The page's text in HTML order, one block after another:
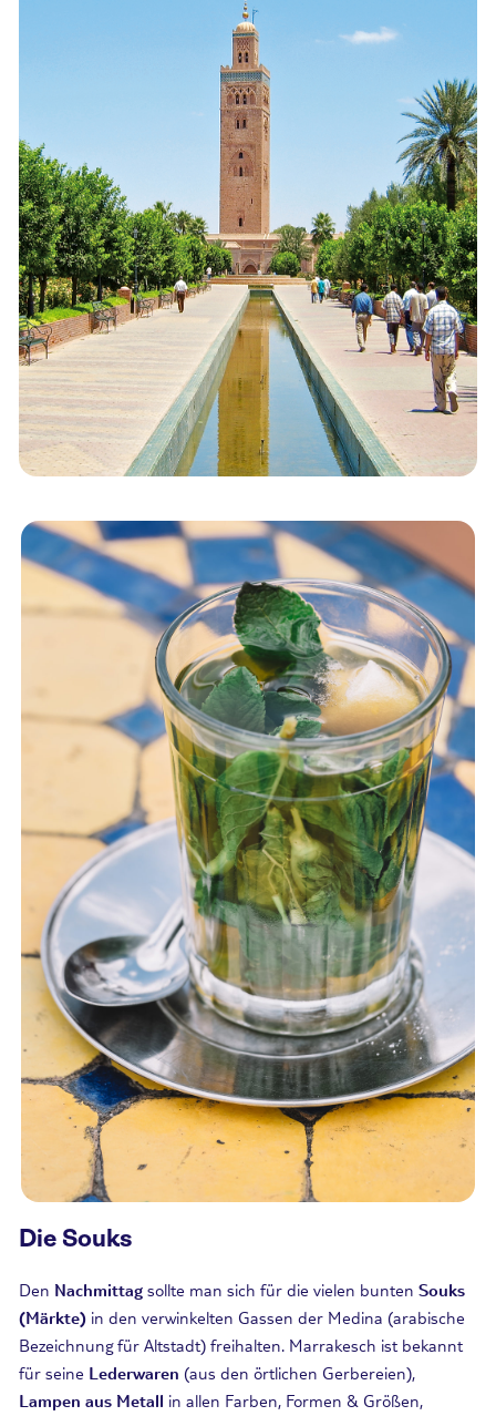
Die Souks
Den Nachmittag sollte man sich für die vielen bunten Souks
(Märkte) in den verwinkelten Gassen der Medina (arabische
Bezeichnung für Altstadt) freihalten. Marrakesch ist bekannt
für seine Lederwaren (aus den örtlichen Gerbereien),
Lampen aus Metall in allen Farben, Formen & Größen,